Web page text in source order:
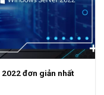
đơn giản nhất